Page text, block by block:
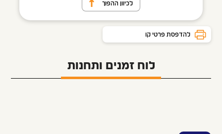
לכיוון ההפוך
להדפסת פרטי קו
לוח זמנים ותחנות